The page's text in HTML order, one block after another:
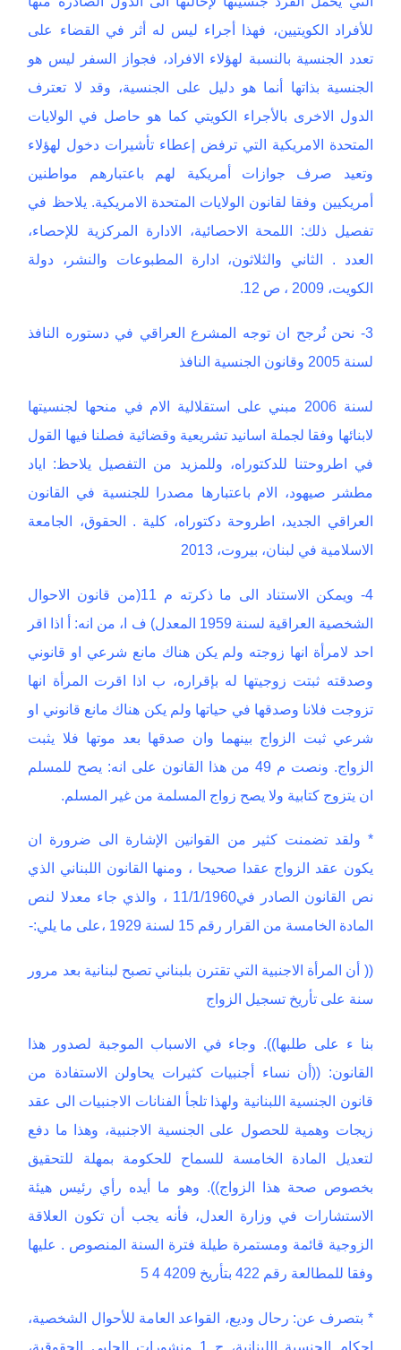
للأفراد الكويتيين، فهذا أجراء ليس له أثر في القضاء على
تعدد الجنسية بالنسبة لهؤلاء الافراد، فجواز السفر ليس هو
الجنسية بذاتها أنما هو دليل على الجنسية، وقد لا تعترف
الدول الاخرى بالأجراء الكويتي كما هو حاصل في الولايات
المتحدة الامريكية التي ترفض إعطاء تأشيرات دخول لهؤلاء
وتعيد صرف جوازات أمريكية لهم باعتبارهم مواطنين
أمريكيين وفقا لقانون الولايات المتحدة الامريكية. يلاحظ في
تفصيل ذلك: اللمحة الاحصائية، الادارة المركزية للإحصاء،
العدد . الثاني والثلاثون، ادارة المطبوعات والنشر، دولة
الكويت، 2009 ، ص 12.
3- نحن نُرجح ان توجه المشرع العراقي في دستوره النافذ
لسنة 2005 وقانون الجنسية النافذ
لسنة 2006 مبني على استقلالية الام في منحها لجنسيتها
لابنائها وفقا لجملة اسانيد تشريعية وقضائية فصلنا فيها القول
في اطروحتنا للدكتوراه، وللمزيد من التفصيل يلاحظ: اياد
مطشر صيهود، الام باعتبارها مصدرا للجنسية في القانون
العراقي الجديد، اطروحة دكتوراه، كلية . الحقوق، الجامعة
الاسلامية في لبنان، بيروت، 2013
4- ويمكن الاستناد الى ما ذكرته م 11(من قانون الاحوال
الشخصية العراقية لسنة 1959 المعدل) ف ا، من انه: أ اذا اقر
احد لامرأة انها زوجته ولم يكن هناك مانع شرعي او قانوني
وصدقته ثبتت زوجيتها له بإقراره، ب اذا اقرت المرأة انها
تزوجت فلانا وصدقها في حياتها ولم يكن هناك مانع قانوني او
شرعي ثبت الزواج بينهما وان صدقها بعد موتها فلا يثبت
الزواج. ونصت م 49 من هذا القانون على انه: يصح للمسلم
ان يتزوج كتابية ولا يصح زواج المسلمة من غير المسلم.
* ولقد تضمنت كثير من القوانين الإشارة الى ضرورة ان
يكون عقد الزواج عقدا صحيحا ، ومنها القانون اللبناني الذي
نص القانون الصادر في11/1/1960 ، والذي جاء معدلا لنص
المادة الخامسة من القرار رقم 15 لسنة 1929 ،على ما يلي:-
(( أن المرأة الاجنبية التي تقترن بلبناني تصبح لبنانية بعد مرور
سنة على تأريخ تسجيل الزواج
بنا ء على طلبها)). وجاء في الاسباب الموجبة لصدور هذا
القانون: ((أن نساء أجنبيات كثيرات يحاولن الاستفادة من
قانون الجنسية اللبنانية ولهذا تلجأ الفنانات الاجنبيات الى عقد
زيجات وهمية للحصول على الجنسية الاجنبية، وهذا ما دفع
لتعديل المادة الخامسة للسماح للحكومة بمهلة للتحقيق
بخصوص صحة هذا الزواج)). وهو ما أيده رأي رئيس هيئة
الاستشارات في وزارة العدل، فأنه يجب أن تكون العلاقة
الزوجية قائمة ومستمرة طيلة فترة السنة المنصوص . عليها
وفقا للمطالعة رقم 422 بتأريخ 4209 4 5
* بتصرف عن: رحال وديع، القواعد العامة للأحوال الشخصية،
احكام الجنسية اللبنانية، ج 1 منشورات الحلبي الحقوقية،